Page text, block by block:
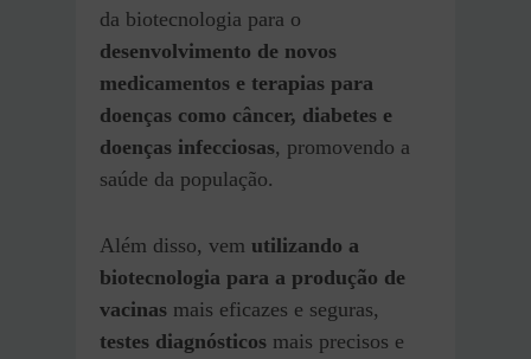
da biotecnologia para o
desenvolvimento de novos
medicamentos e terapias para
doenças como câncer, diabetes e
doenças infecciosas, promovendo a
saúde da população.
Além disso, vem utilizando a
biotecnologia para a produção de
vacinas mais eficazes e seguras,
testes diagnósticos mais precisos e